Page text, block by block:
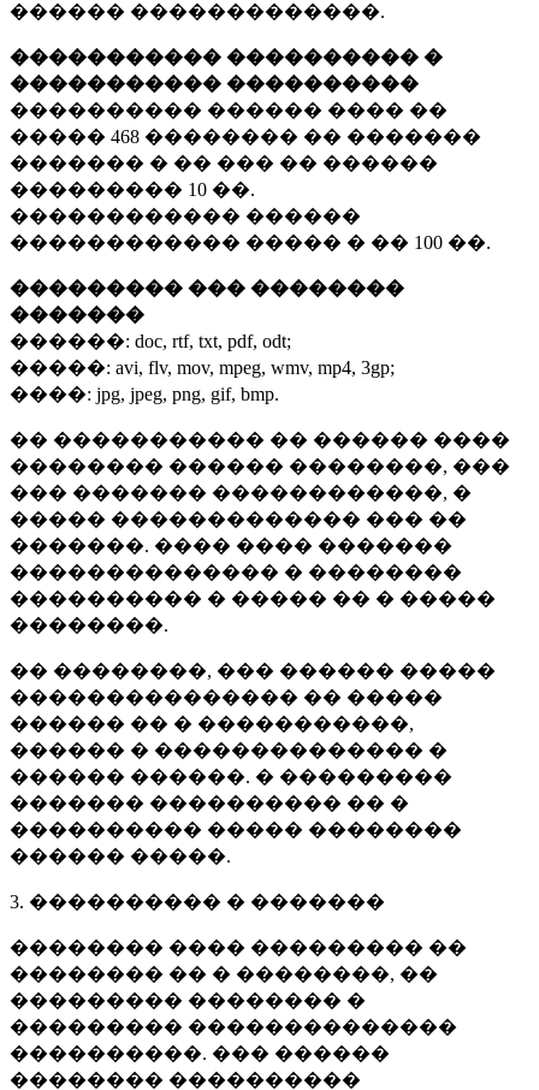
������ �������������.
����������� ���������� �
����������� ����������
���������� ������ ���� ��
����� 468 �������� �� �������
������� � �� ��� �� ������
��������� 10 ��.
������������ ������
������������ ����� � �� 100 ��.
��������� ��� ��������
�������
������: doc, rtf, txt, pdf, odt;
�����: avi, flv, mov, mpeg, wmv, mp4, 3gp;
����: jpg, jpeg, png, gif, bmp.
�� ����������� �� ������ ����
�������� ������ ��������, ���
��� ������� ������������, �
����� ������������� ��� ��
�������. ���� ���� �������
�������������� � ��������
���������� � ����� �� � �����
��������.
�� ��������, ��� ������ �����
��������������� �� �����
������ �� � �����������,
������ � �������������� �
������ ������. � ���������
������� ���������� �� �
���������� ����� ��������
������ �����.
3. ���������� � �������
�������� ���� ��������� ��
�������� �� � ��������, ��
��������� �������� �
��������� ��������������
����������. ��� ������
�������� ����������